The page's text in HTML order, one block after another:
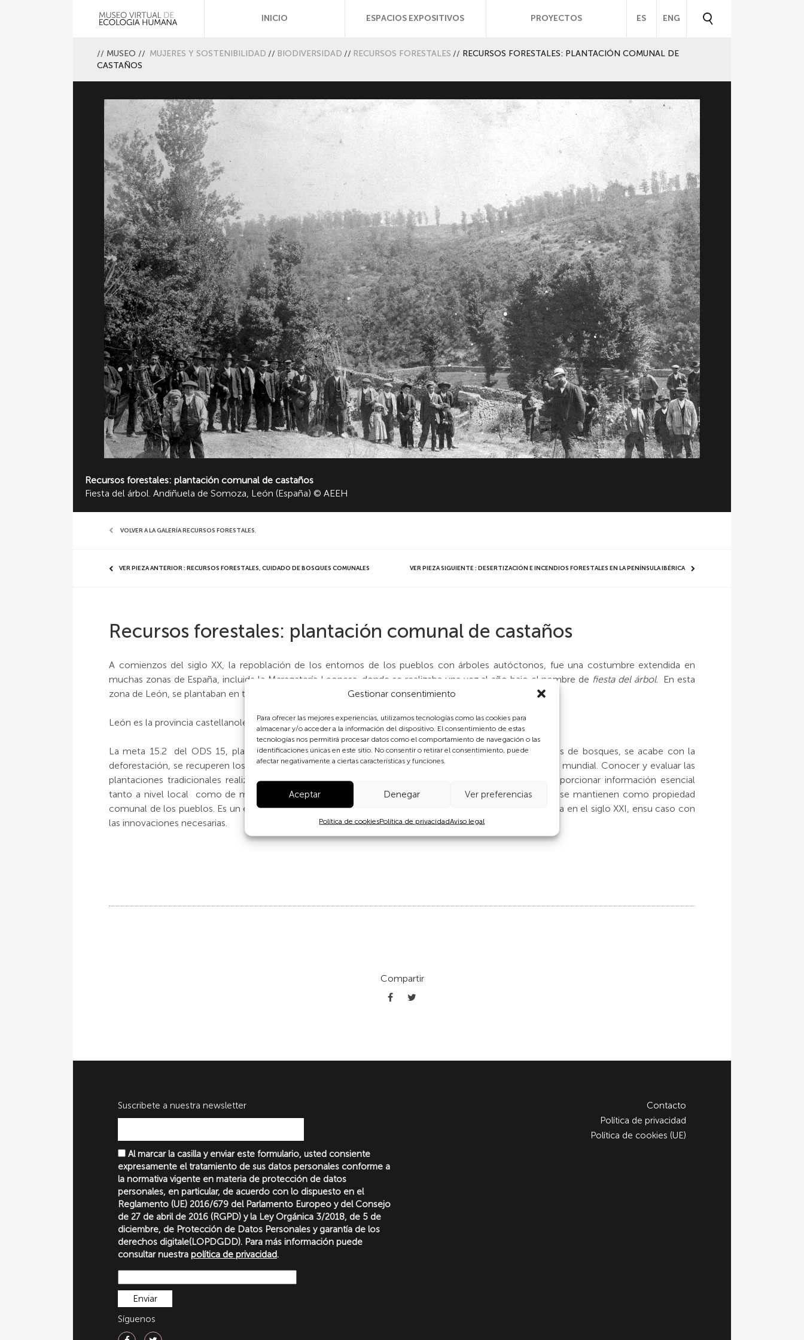
Gestionar consentimiento
Para ofrecer las mejores experiencias, utilizamos tecnologías como las cookies para
almacenar y/o acceder a la información del dispositivo. El consentimiento de estas
tecnologías nos permitirá procesar datos como el comportamiento de navegación o las
identificaciones únicas en este sitio. No consentir o retirar el consentimiento, puede
afectar negativamente a ciertas características y funciones.
Aceptar Denegar Ver preferencias
Política de cookiesPolítica de privacidadAviso legal
INICIO ESPACIOS EXPOSITIVOS PROYECTOS ES ENG
// MUSEO // MUJERES Y SOSTENIBILIDAD // BIODIVERSIDAD // RECURSOS FORESTALES // RECURSOS FORESTALES: PLANTACIÓN COMUNAL DE
CASTAÑOS
Recursos forestales: plantación comunal de castaños
Fiesta del árbol. Andiñuela de Somoza, León (España) © AEEH
VOLVER A LA GALERÍA RECURSOS FORESTALES,
VER PIEZA ANTERIOR : RECURSOS FORESTALES, CUIDADO DE BOSQUES COMUNALES VER PIEZA SIGUIENTE : DESERTIZACIÓN E INCENDIOS FORESTALES EN LA PENÍNSULA IBÉRICA
Recursos forestales: plantación comunal de castaños
A comienzos del siglo XX, la repoblación de los entornos de los pueblos con árboles autóctonos, fue una costumbre extendida en
muchas zonas de España, incluida la Maragatería Leonesa, donde se realizaba una vez al año bajo el nombre de fiesta del árbol. En esta
zona de León, se plantaban en terrenos comunales, castaños traídos del Bierzo.
León es la provincia castellanoleonesa con mayor producción de castañas por unidad de superficie.
La meta 15.2 del ODS 15, plantea que en 2020 se promueva la gestión sostenible de todos los tipos de bosques, se acabe con la
deforestación, se recuperen los bosques degradados y se aumente la forestación y reforestación a nivel mundial. Conocer y evaluar las
plantaciones tradicionales realizados por poblaciones rurales como las aquí mencionadas pueden proporcionar información esencial
tanto a nivel local como de manera más extensa para su aplicación en otras areas montañosas que se mantienen como propiedad
comunal de los pueblos. Es un ejemplo de la utilidad del conocimiento tradicional y su aplicación práctica en el siglo XXI, ensu caso con
las innovaciones necesarias.
Compartir
Suscribete a nuestra newsletter
Al marcar la casilla y enviar este formulario, usted consiente
expresamente el tratamiento de sus datos personales conforme a
la normativa vigente en materia de protección de datos
personales, en particular, de acuerdo con lo dispuesto en el
Reglamento (UE) 2016/679 del Parlamento Europeo y del Consejo
de 27 de abril de 2016 (RGPD) y la Ley Orgánica 3/2018, de 5 de
diciembre, de Protección de Datos Personales y garantía de los
derechos digitale(LOPDGDD). Para más información puede
consultar nuestra política de privacidad.
Síguenos
Contacto
Política de privacidad
Política de cookies (UE)